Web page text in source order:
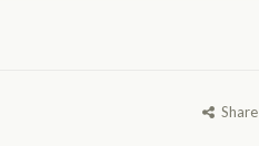
Share